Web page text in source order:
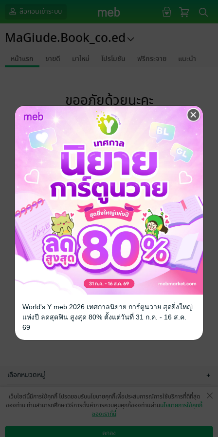
ล็อกอินเข้าระบบ
MaGiude.Book_co.ed
หน้าแรก ขายดี มาใหม่ โปรโมชัน ฟรีกระจาย แนะนำ
ขออภัยด้วยนะคะ
ไม่พบข้อมูลในหัวข้อที่คุณกำลังชมค่ะ
เลือกหมวดหมู่ +
บริการช่วยเหลือ +
เว็บไซต์นี้มีการใช้คุกกี้ โปรดยอมรับนโยบายคุกกี้เพื่อประสบการณ์การใช้บริการที่ดีที่สุด
ของท่าน ท่านสามารถศึกษาวิธีการตั้งค่าการควบคุมคุกกี้ของท่านผ่านนโยบายการใช้คุกกี้
ของเราที่นี่
ตกลง
World's Y meb 2026 เทศกาลนิยาย การ์ตูนวาย สุดยิ่งใหญ่
แห่งปี ลดสุดฟิน สูงสุด 80% ตั้งแต่วันที่ 31 ก.ค. - 16 ส.ค.
69